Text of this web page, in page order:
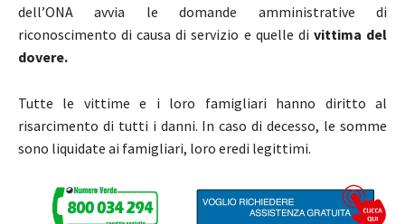
dell’ONA avvia le domande amministrative di
riconoscimento di causa di servizio e quelle di vittima del
dovere.
Tutte le vittime e i loro famigliari hanno diritto al
risarcimento di tutti i danni. In caso di decesso, le somme
sono liquidate ai famigliari, loro eredi legittimi.